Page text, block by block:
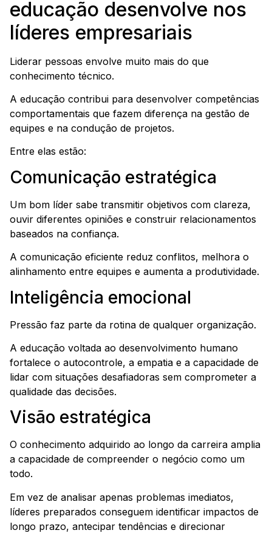
educação desenvolve nos
líderes empresariais
Liderar pessoas envolve muito mais do que
conhecimento técnico.
A educação contribui para desenvolver competências
comportamentais que fazem diferença na gestão de
equipes e na condução de projetos.
Entre elas estão:
Comunicação estratégica
Um bom líder sabe transmitir objetivos com clareza,
ouvir diferentes opiniões e construir relacionamentos
baseados na confiança.
A comunicação eficiente reduz conflitos, melhora o
alinhamento entre equipes e aumenta a produtividade.
Inteligência emocional
Pressão faz parte da rotina de qualquer organização.
A educação voltada ao desenvolvimento humano
fortalece o autocontrole, a empatia e a capacidade de
lidar com situações desafiadoras sem comprometer a
qualidade das decisões.
Visão estratégica
O conhecimento adquirido ao longo da carreira amplia
a capacidade de compreender o negócio como um
todo.
Em vez de analisar apenas problemas imediatos,
líderes preparados conseguem identificar impactos de
longo prazo, antecipar tendências e direcionar